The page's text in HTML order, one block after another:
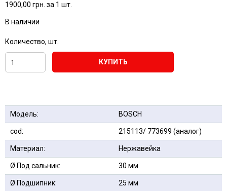
1900,00 грн. за 1 шт.
В наличии
Количество, шт.
КУПИТЬ
Модель: BOSCH
cod: 215113/ 773699 (аналог)
Материал: Нержавейка
Ø Под сальник: 30 мм
Ø Подшипник: 25 мм